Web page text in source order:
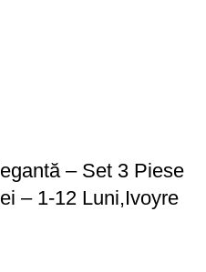
– Set 3 Piese
– 1-12 Luni,Ivoyre